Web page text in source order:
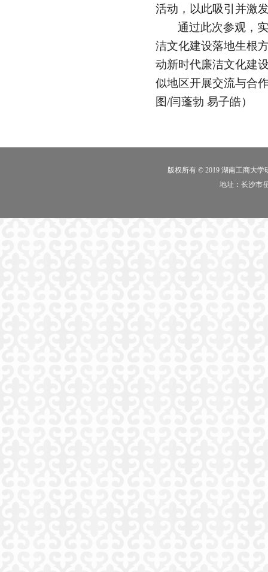
活动，以此吸引并激
通过此次参观，
洁文化建设落地生根
动新时代廉洁文化建
似地区开展交流与合
图/闫蓬勃 易子皓）
版权所有 © 2019 湖南工商大学
地址：长沙市